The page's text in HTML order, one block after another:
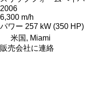
2006
6,300 m/h
パワー 257 kW (350 HP)
米国, Miami
販売会社に連絡